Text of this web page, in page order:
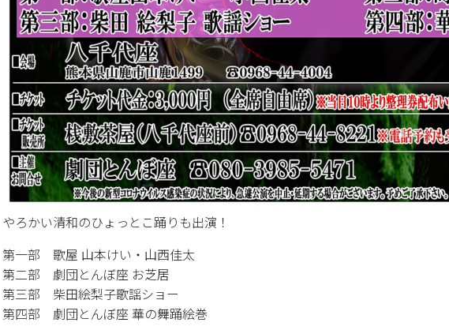
やろかい清和のひょっとこ踊りも出演！
第一部 歌屋 山本けい・山西佳太
第二部 劇団とんぼ座 お芝居
第三部 柴田絵梨子歌謡ショー
第四部 劇団とんぼ座 華の舞踊絵巻